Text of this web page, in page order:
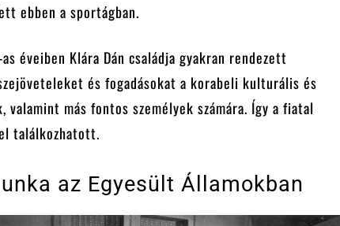
ebben a sportágban.
éveiben Klára Dán családja gyakran rendezett
és fogadásokat a korabeli kulturális és
valamint más fontos személyek számára. Így a fiatal
találkozhatott.
az Egyesült Államokban